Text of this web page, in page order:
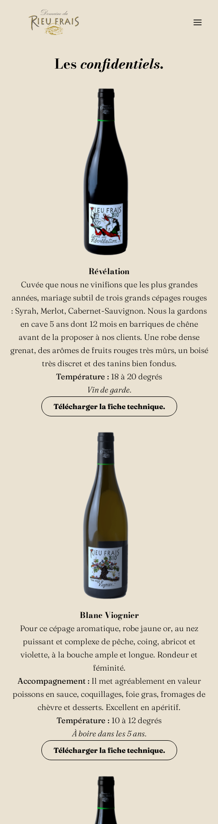
Lesconfidentiels.
Révélation
Cuvée que nous ne vinifions que les plus grandes
années, mariage subtil de trois grands cépages rouges
: Syrah, Merlot, Cabernet-Sauvignon. Nous la gardons
en cave 5 ans dont 12 mois en barriques de chêne
avant de la proposer à nos clients. Une robe dense
grenat, des arômes de fruits rouges très mûrs, un boisé
très discret et des tanins bien fondus.
Température : 18 à 20 degrés
Vin de garde.
Télécharger la fiche technique.
Blanc Viognier
Pour ce cépage aromatique, robe jaune or, au nez
puissant et complexe de pêche, coing, abricot et
violette, à la bouche ample et longue. Rondeur et
féminité.
Accompagnement : Il met agréablement en valeur
poissons en sauce, coquillages, foie gras, fromages de
chèvre et desserts. Excellent en apéritif.
Température : 10 à 12 degrés
À boire dans les 5 ans.
Télécharger la fiche technique.